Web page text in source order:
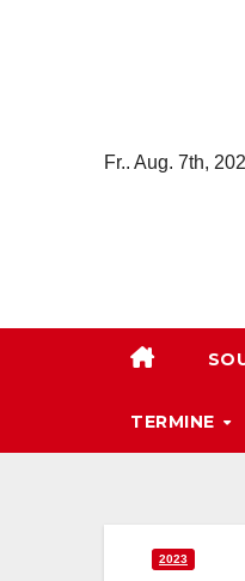
Fr.. Aug. 7th,
TERMINE
2023